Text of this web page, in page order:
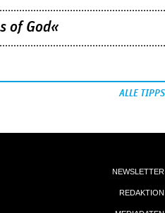
of God«
ALLE TIPPS
NEWSLETTER
REDAKTION